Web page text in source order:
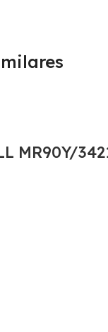
MR90Y/